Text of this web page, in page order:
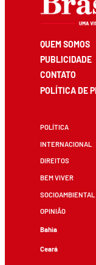
QUEM SOMOS
PUBLICIDADE
CONTATO
POLÍTICA DE
POLÍTICA
INTERNACIONAL
DIREITOS
BEM VIVER
SOCIOAMBIENTAL
OPINIÃO
Bahia
Ceará